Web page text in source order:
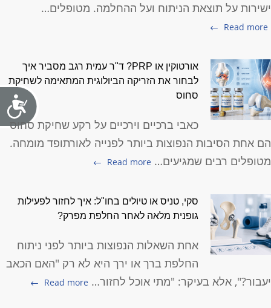
ישירות על תוצאת הניתוח ועל ההחלמה. מטופלים…
Read more
אורטוקין או PRP? ד"ר עמית רגב מסביר איך
לבחור את הזריקה הביולוגית המתאימה לשחיקת
סחוס
כאבי ברכיים וירכיים על רקע שחיקת סחוס
הם אחת הסיבות הנפוצות ביותר לפנייה לאורתופד מומחה.
מטופלים רבים שמגיעים… Read more
סקי, טניס או טיולים בחו"ל: איך לחזור לפעילות
גופנית מלאה לאחר החלפת מפרק?
אחת השאלות הנפוצות ביותר לפני ניתוח
החלפת ברך או ירך היא לא רק "האם הכאב
יעבור?", אלא בעיקר: "מתי אוכל לחזור… Read more